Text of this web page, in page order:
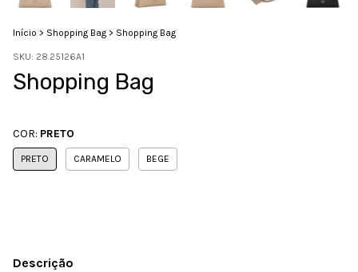
Início > Shopping Bag > Shopping Bag
SKU: 28.25126A1
Shopping Bag
COR: PRETO
PRETO CARAMELO BEGE
Descrição